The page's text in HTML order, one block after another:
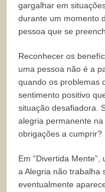
gargalhar em
durante um momento
pessoa que se
Reconhecer os
uma pessoa não é a
quando os problemas
sentimento positivo
situação desafiadora.
alegria permanente
obrigações a cumprir?
Em “Divertida
a Alegria não trabalha
eventualmente